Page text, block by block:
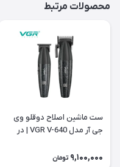
محصولات مرتبط
ست ماشین اصلاح دوقلو وی
جی آر مدل VGR V-640 | در
9,100,000 تومان